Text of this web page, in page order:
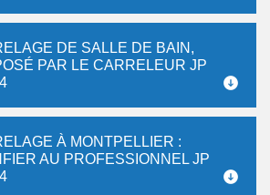
DE SALLE DE BAIN,
PAR LE CARRELEUR JP
À MONTPELLIER :
AU PROFESSIONNEL JP